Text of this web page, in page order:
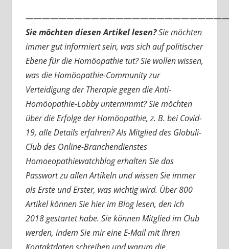
Sie möchten diesen Artikel lesen?Sie möchten
immer gut informiert sein, was sich auf politischer
Ebene für die Homöopathie tut? Sie wollen wissen,
was die Homöopathie-Community zur
Verteidigung der Therapie gegen die Anti-
Homöopathie-Lobby unternimmt? Sie möchten
über die Erfolge der Homöopathie, z. B. bei Covid-
19, alle Details erfahren? Als Mitglied des Globuli-
Club des Online-Branchendienstes
Homoeopathiewatchblog erhalten Sie das
Passwort zu allen Artikeln und wissen Sie immer
als Erste und Erster, was wichtig wird. Über 800
Artikel können Sie hier im Blog lesen, den ich
2018 gestartet habe. Sie können Mitglied im Club
werden, indem Sie mir eine E-Mail mit Ihren
Kontaktdaten schreiben und warum die